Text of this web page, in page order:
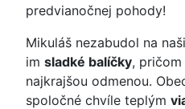
predvianočnej pohody!
Mikuláš nezabudol na
im sladké balíčky,
najkrajšou odmenou.
spoločné chvíle teplým